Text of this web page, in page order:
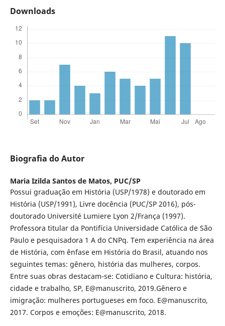
Downloads
Biografia do Autor
Maria Izilda Santos de Matos, PUC/SP
Possui graduação em História (USP/1978) e doutorado em
História (USP/1991), Livre docência (PUC/SP 2016), pós-
doutorado Université Lumiere Lyon 2/França (1997).
Professora titular da Pontifícia Universidade Católica de São
Paulo e pesquisadora 1 A do CNPq. Tem experiência na área
de História, com ênfase em História do Brasil, atuando nos
seguintes temas: gênero, história das mulheres, corpos.
Entre suas obras destacam-se: Cotidiano e Cultura: história,
cidade e trabalho, SP, E@manuscrito, 2019.Gênero e
imigração: mulheres portugueses em foco. E@manuscrito,
2017. Corpos e emoções: E@manuscrito, 2018.